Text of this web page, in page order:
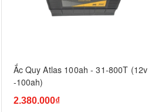
Ắc Quy Atlas 100ah - 31-800T (12v
-100ah)
2.380.000₫